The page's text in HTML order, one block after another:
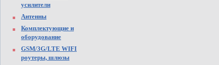
усилители
Антенны
Комплектующие и
оборудование
GSM/3G/LTE WIFI
роутеры, шлюзы